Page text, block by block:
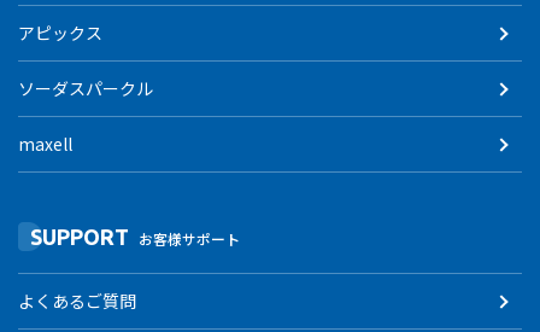
アピックス
ソーダスパークル
maxell
SUPPORT お客様サポート
よくあるご質問